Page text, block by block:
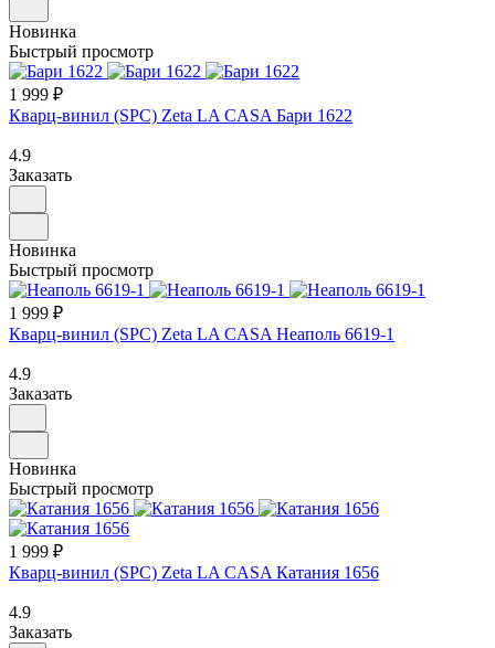
Новинка
Быстрый просмотр
1 999 ₽
Кварц-винил (SPC) Zeta LA CASA Бари 1622
4.9
Заказать
Новинка
Быстрый просмотр
1 999 ₽
Кварц-винил (SPC) Zeta LA CASA Неаполь 6619-1
4.9
Заказать
Новинка
Быстрый просмотр
1 999 ₽
Кварц-винил (SPC) Zeta LA CASA Катания 1656
4.9
Заказать